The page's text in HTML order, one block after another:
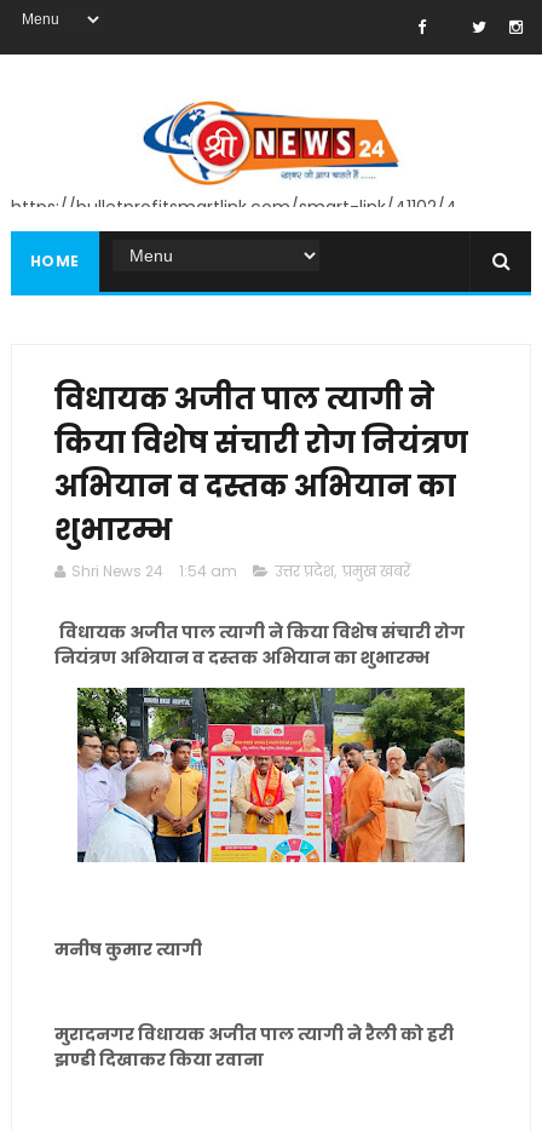
https://bulletprofitsmartlink.com/smart-link/41102/4
HOME
विधायक अजीत पाल त्यागी ने
किया विशेष संचारी रोग नियंत्रण
अभियान व दस्तक अभियान का
शुभारम्भ
Shri News 24 1:54 am उत्तर प्रदेश, प्रमुख खबरें
विधायक अजीत पाल त्यागी ने किया विशेष संचारी रोग
नियंत्रण अभियान व दस्तक अभियान का शुभारम्भ
मनीष कुमार त्यागी
मुरादनगर विधायक अजीत पाल त्यागी ने रैली को हरी
झण्डी दिखाकर किया रवाना